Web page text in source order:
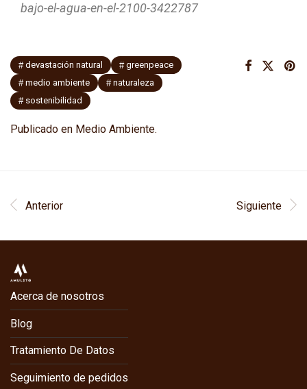
bajo-el-agua-en-el-2100-3422787
devastación natural
greenpeace
medio ambiente
naturaleza
sostenibilidad
Publicado en Medio Ambiente.
Anterior Siguiente
Acerca de nosotros
Blog
Tratamiento De Datos
Seguimiento de pedidos